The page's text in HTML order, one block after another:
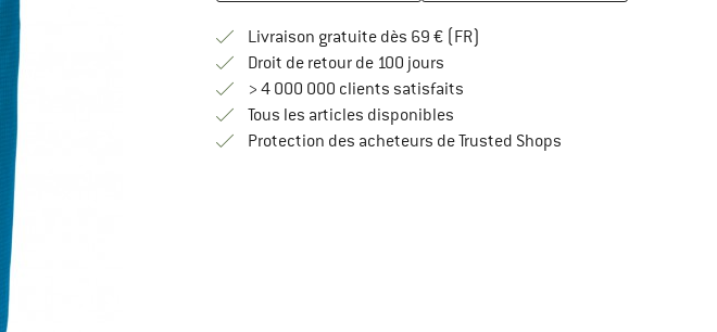
Livraison gratuite dès 69 € (FR)
Droit de retour de 100 joursTrouve les informations de
> 4 000 000 clients satisfaits
Tous les articles disponibles
Protection des acheteurs de Trusted ShopsTrouve toutes les